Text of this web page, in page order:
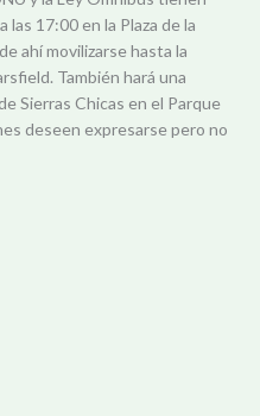
las 17:00 en la Plaza de la
ahí movilizarse hasta la
También hará una
Sierras Chicas en el Parque
deseen expresarse pero no